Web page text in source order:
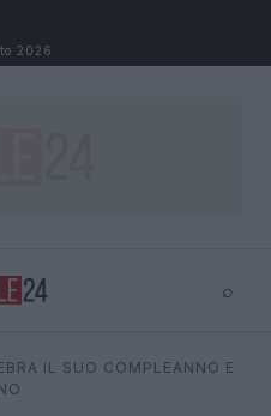
2026
⌕
⌕ ×
IL SUO COMPLEANNO E